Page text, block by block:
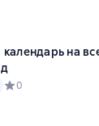
на
Средний рейтинг 0
0